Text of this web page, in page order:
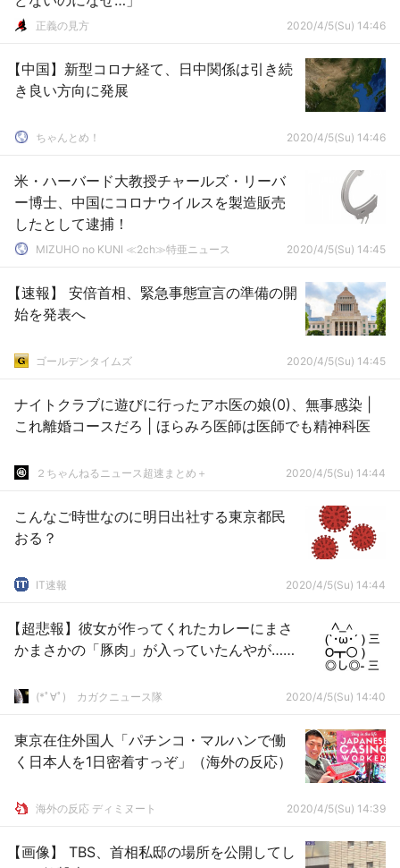
正義の見方 2020/4/5(Su) 14:46
【中国】新型コロナ経て、日中関係は引き続
き良い方向に発展
ちゃんとめ！ 2020/4/5(Su) 14:46
米・ハーバード大教授チャールズ・リーバ
ー博士、中国にコロナウイルスを製造販売
したとして逮捕！
MIZUHO no KUNI ≪2ch≫特亜ニュース 2020/4/5(Su) 14:45
【速報】 安倍首相、緊急事態宣言の準備の開
始を発表へ
ゴールデンタイムズ 2020/4/5(Su) 14:45
ナイトクラブに遊びに行ったアホ医の娘(0)、無事感染 |
これ離婚コースだろ | ほらみろ医師は医師でも精神科医
２ちゃんねるニュース超速まとめ＋ 2020/4/5(Su) 14:44
こんなご時世なのに明日出社する東京都民
おる？
IT速報 2020/4/5(Su) 14:44
【超悲報】彼女が作ってくれたカレーにまさ
かまさかの「豚肉」が入っていたんやが……
(*ﾟ∀ﾟ)ゞカガクニュース隊 2020/4/5(Su) 14:40
東京在住外国人「パチンコ・マルハンで働
く日本人を1日密着すっぞ」（海外の反応）
海外の反応 ディミヌート 2020/4/5(Su) 14:39
【画像】 TBS、首相私邸の場所を公開してし